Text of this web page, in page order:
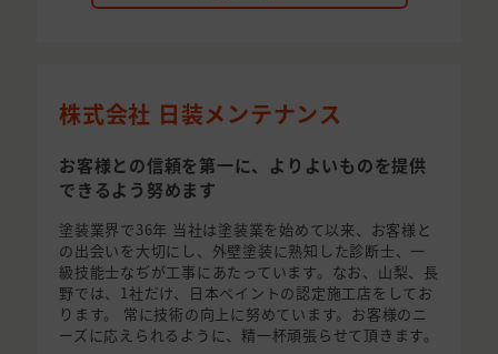
株式会社 日装メンテナンス
お客様との信頼を第一に、よりよいものを提供
できるよう努めます
塗装業界で36年 当社は塗装業を始めて以来、お客様と
の出会いを大切にし、外壁塗装に熟知した診断士、一
級技能士なぢが工事にあたっています。なお、山梨、長
野では、1社だけ、日本ペイントの認定施工店をしてお
ります。 常に技術の向上に努めています。お客様のニ
ーズに応えられるように、精一杯頑張らせて頂きます。